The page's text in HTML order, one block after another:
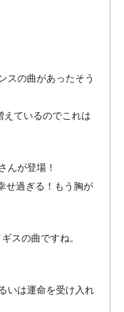
スの曲があったそう
えているのでこれは
んが登場！
せ過ぎる！もう胸が
スの曲ですね。
いは運命を受け入れ